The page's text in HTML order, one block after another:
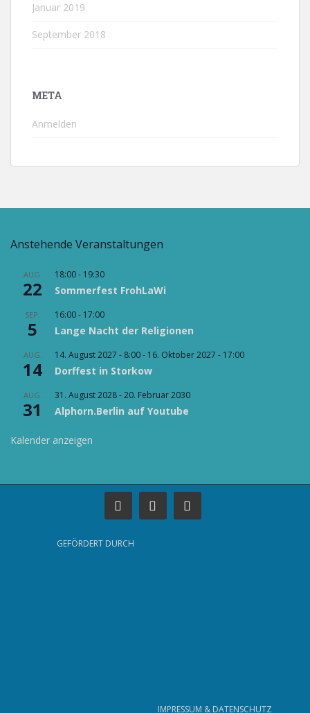
Januar 2019
September 2018
META
Anmelden
Anstehende Veranstaltungen
AUG.
22
18:00- 19:30
Sommerfest FrohLaWi
SEP.
5
16:00- 17:00
Lange Nacht der Religionen
AUG.
14
14. August 2027 - 8:00- 16. Oktober 2027 - 17:00
Dorffest in Storkow
AUG.
31
31. August 2028-20. Februar 2030
Alphorn.Berlin auf Youtube
Kalender anzeigen
GEFÖRDERT DURCH
IMPRESSUM & DATENSCHUTZ